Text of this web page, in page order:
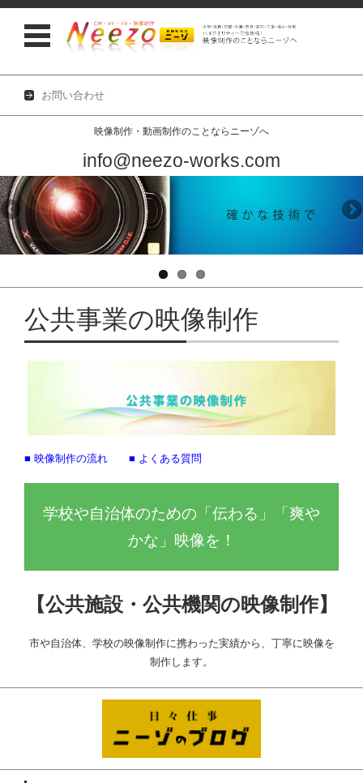
お問い合わせ
映像制作・動画制作のことならニーゾへ
info@neezo-works.com
コンテンツに移動
公共事業の映像制作
■ 映像制作の流れ ■ よくある質問
学校や自治体のための「伝わる」「爽や
かな」映像を！
【公共施設・公共機関の映像制作】
市や自治体、学校の映像制作に携わった実績から、丁寧に映像を
制作します。